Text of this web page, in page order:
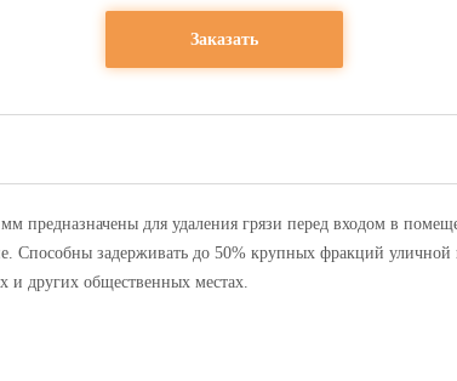
Заказать
предназначены для удаления грязи перед входом в
Способны задерживать до 50% крупных фракций
и других общественных местах.